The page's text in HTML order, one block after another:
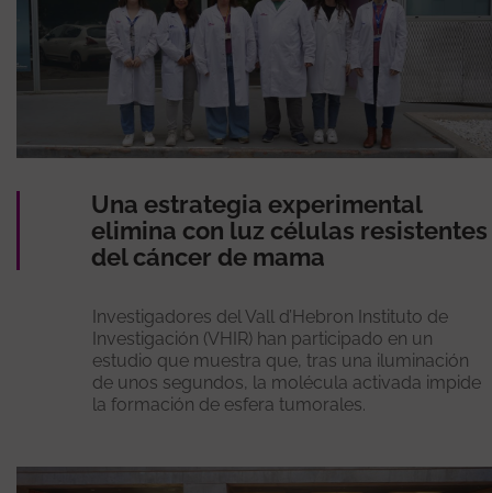
Una estrategia experimental
elimina con luz células resistentes
del cáncer de mama
Investigadores del Vall d’Hebron Instituto de
Investigación (VHIR) han participado en un
estudio que muestra que, tras una iluminación
de unos segundos, la molécula activada impide
la formación de esfera tumorales.